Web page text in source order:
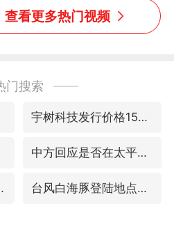
看更多热门视频
门搜索
宇树科技发行价格150.80元/股
中方回应是否在太平洋海底开采稀土
拉面” 台风白海豚登陆地点更新